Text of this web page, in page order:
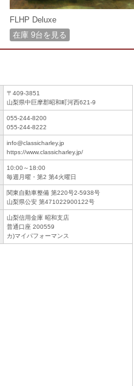
FLHP Deluxe
在庫 9台を見る
〒409-3851
山梨県中巨摩郡昭和町河西621-9
055-244-8200
055-244-8222
info@classicharley.jp
https://www.classicharley.jp/
10:00～18:00
毎週月曜・第2 第4火曜日
関東自動車整備 第220号2-5938号
山梨県公安 第471022900122号
山梨信用金庫 昭和支店
普通口座 200559
カ)マイパフォーマンス